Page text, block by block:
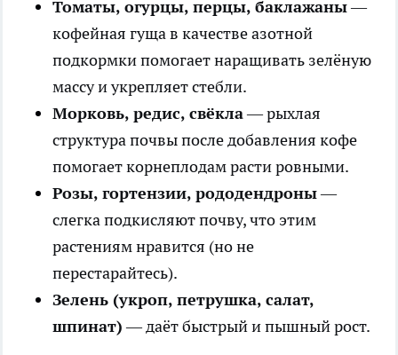
Томаты, огурцы, перцы, баклажаны—
кофейная гуща в качестве азотной
подкормки помогает наращивать зелёную
массу и укрепляет стебли.
Морковь, редис, свёкла— рыхлая
структура почвы после добавления кофе
помогает корнеплодам расти ровными.
Розы, гортензии, рододендроны—
слегка подкисляют почву, что этим
растениям нравится (но не
перестарайтесь).
Зелень (укроп, петрушка, салат,
шпинат)— даёт быстрый и пышный рост.